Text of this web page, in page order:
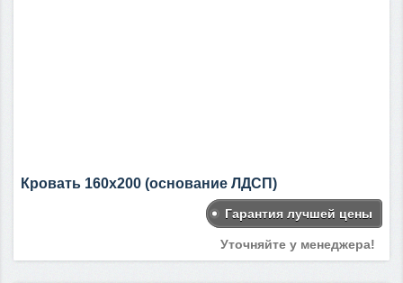
Кровать 160х200 (основание ЛДСП)
Гарантия лучшей цены
Уточняйте у менеджера!